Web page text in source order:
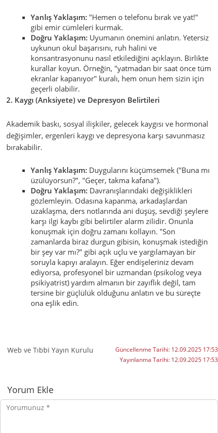
Yanlış Yaklaşım: "Hemen o telefonu bırak ve yat!"
gibi emir cümleleri kurmak.
Doğru Yaklaşım: Uyumanın önemini anlatın. Yetersiz
uykunun okul başarısını, ruh halini ve
konsantrasyonunu nasıl etkilediğini açıklayın. Birlikte
kurallar koyun. Örneğin, "yatmadan bir saat önce tüm
ekranlar kapanıyor" kuralı, hem onun hem sizin için
geçerli olabilir.
2. Kaygı (Anksiyete) ve Depresyon Belirtileri
Akademik baskı, sosyal ilişkiler, gelecek kaygısı ve hormonal
değişimler, ergenleri kaygı ve depresyona karşı savunmasız
bırakabilir.
Yanlış Yaklaşım: Duygularını küçümsemek ("Buna mı
üzülüyorsun?", "Geçer, takma kafana").
Doğru Yaklaşım: Davranışlarındaki değişiklikleri
gözlemleyin. Odasına kapanma, arkadaşlardan
uzaklaşma, ders notlarında ani düşüş, sevdiği şeylere
karşı ilgi kaybı gibi belirtiler alarm zilidir. Onunla
konuşmak için doğru zamanı kollayın. "Son
zamanlarda biraz durgun gibisin, konuşmak istediğin
bir şey var mı?" gibi açık uçlu ve yargılamayan bir
soruyla kapıyı aralayın. Eğer endişeleriniz devam
ediyorsa, profesyonel bir uzmandan (psikolog veya
psikiyatrist) yardım almanın bir zayıflık değil, tam
tersine bir güçlülük olduğunu anlatın ve bu süreçte
ona eşlik edin.
Web ve Tıbbi Yayın Kurulu Güncellenme Tarihi: 12.09.2025 17:53
Yayınlanma Tarihi: 12.09.2025 17:53
Yorumlar
Yorum Ekle
Yorumunuz